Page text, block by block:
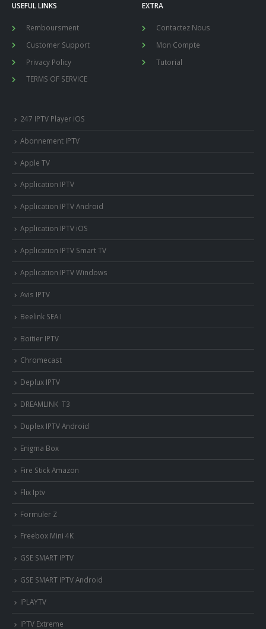
USEFUL LINKS
Remboursment
Customer Support
Privacy Policy
TERMS OF SERVICE
EXTRA
Contactez Nous
Mon Compte
Tutorial
247 IPTV Player iOS
Abonnement IPTV
Apple TV
Application IPTV
Application IPTV Android
Application IPTV iOS
Application IPTV Smart TV
Application IPTV Windows
Avis IPTV
Beelink SEA I
Boitier IPTV
Chromecast
Deplux IPTV
DREAMLINK T3
Duplex IPTV Android
Enigma Box
Fire Stick Amazon
Flix Iptv
Formuler Z
Freebox Mini 4K
‎GSE SMART IPTV
GSE SMART IPTV Android
IPLAYTV
IPTV Extreme